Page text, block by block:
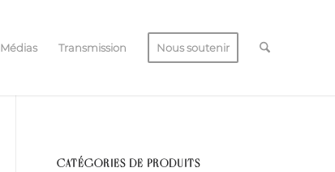
Médias Transmission Nous soutenir
CATÉGORIES DE PRODUITS